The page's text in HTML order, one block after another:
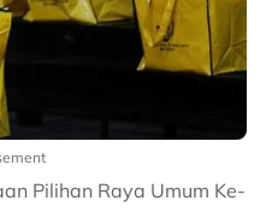
Pilihan Raya Umum Ke-